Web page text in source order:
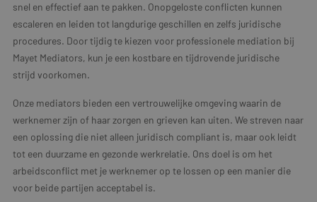
snel en effectief aan te pakken. Onopgeloste conflicten kunnen
escaleren en leiden tot langdurige geschillen en zelfs juridische
procedures. Door tijdig te kiezen voor professionele mediation bij
Mayet Mediators, kun je een kostbare en tijdrovende juridische
strijd voorkomen.
Onze mediators bieden een vertrouwelijke omgeving waarin de
werknemer zijn of haar zorgen en grieven kan uiten. We streven naar
een oplossing die niet alleen juridisch compliant is, maar ook leidt
tot een duurzame en gezonde werkrelatie. Ons doel is om het
arbeidsconflict met je werknemer op te lossen op een manier die
voor beide partijen acceptabel is.